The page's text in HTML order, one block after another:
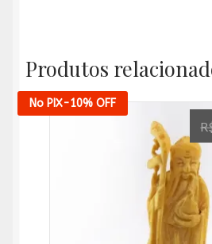
Produtos
No PIX-10% OFF